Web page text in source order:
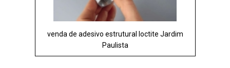
venda de adesivo estrutural loctite Jardim
Paulista